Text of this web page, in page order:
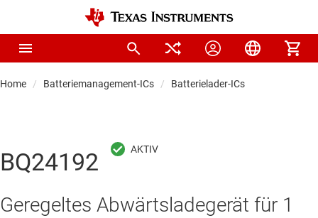
Home Batteriemanagement-ICs Batterielader-ICs
BQ24192
Geregeltes Abwärtsladegerät für 1